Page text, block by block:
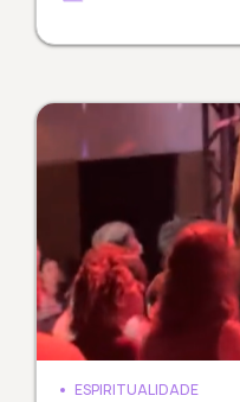
ESPIRITUALIDADE